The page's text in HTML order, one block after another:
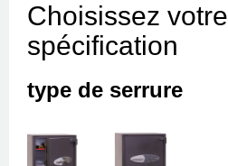
Choisissez votre
spécification
type de serrure